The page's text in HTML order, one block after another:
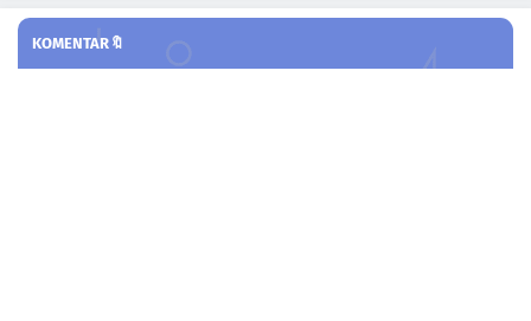
KOMENTAR🔖